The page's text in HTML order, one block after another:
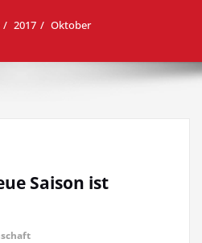
2017 Oktober
Saison ist